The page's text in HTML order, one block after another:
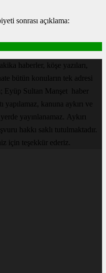
sonrası açıklama:
haberler, köşe yazıları,
bütün konuların tek adresi
Eyüp Sultan Manşet haber
kanuna aykırı ve
yayınlanamaz. Aykırı
hakkı saklı tutulmaktadır.
için teşekkür ederiz.